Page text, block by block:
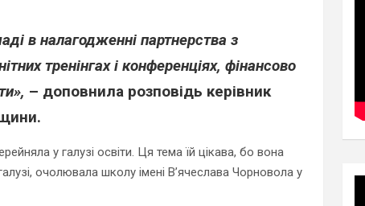
в налагодженні партнерства з
тренінгах і конференціях, фінансово
– доповнила розповідь керівник
у галузі освіти. Ця тема їй цікава, бо вона
очолювала школу імені В’ячеслава Чорновола у